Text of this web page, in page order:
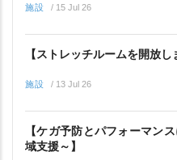
施設 / 15 Jul 26
【ストレッチルームを開放し
施設 / 13 Jul 26
【ケガ予防とパフォーマン
域支援～】